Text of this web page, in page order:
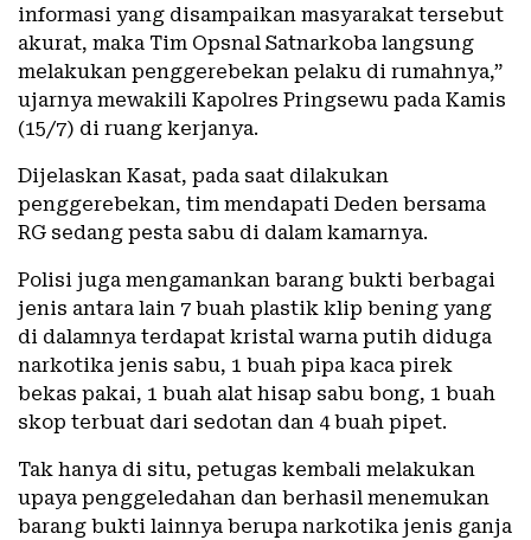
informasi yang disampaikan masyarakat tersebut
akurat, maka Tim Opsnal Satnarkoba langsung
melakukan penggerebekan pelaku di rumahnya,”
ujarnya mewakili Kapolres Pringsewu pada Kamis
(15/7) di ruang kerjanya.
Dijelaskan Kasat, pada saat dilakukan
penggerebekan, tim mendapati Deden bersama
RG sedang pesta sabu di dalam kamarnya.
Polisi juga mengamankan barang bukti berbagai
jenis antara lain 7 buah plastik klip bening yang
di dalamnya terdapat kristal warna putih diduga
narkotika jenis sabu, 1 buah pipa kaca pirek
bekas pakai, 1 buah alat hisap sabu bong, 1 buah
skop terbuat dari sedotan dan 4 buah pipet.
Tak hanya di situ, petugas kembali melakukan
upaya penggeledahan dan berhasil menemukan
barang bukti lainnya berupa narkotika jenis ganja